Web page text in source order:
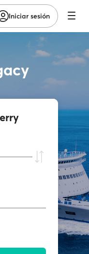
Iniciar sesión